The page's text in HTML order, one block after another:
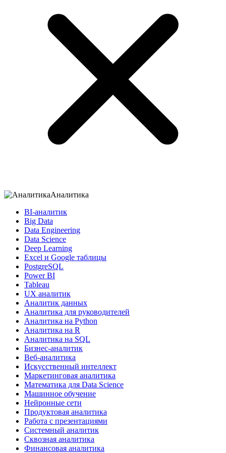
Аналитика
BI-аналитик
Big Data
Data Engineering
Data Science
Deep Learning
Excel и Google таблицы
PostgreSQL
Power BI
Tableau
UX аналитик
Аналитик данных
Аналитика для руководителей
Аналитика на Python
Аналитика на R
Аналитика на SQL
Бизнес-аналитик
Веб-аналитика
Искусственный интеллект
Маркетинговая аналитика
Математика для Data Science
Машинное обучение
Нейронные сети
Продуктовая аналитика
Работа с презентациями
Системный аналитик
Сквозная аналитика
Финансовая аналитика